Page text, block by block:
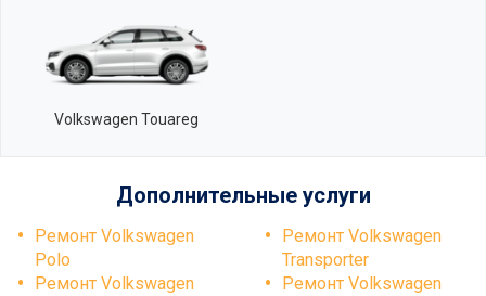
Volkswagen Touareg
Дополнительные услуги
Ремонт Volkswagen
Polo
Ремонт Volkswagen
Ремонт Volkswagen
Transporter
Ремонт Volkswagen